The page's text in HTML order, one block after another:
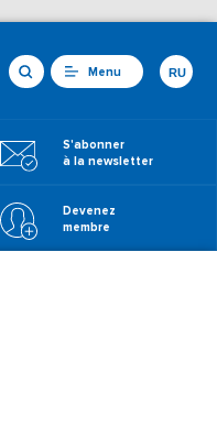
Menu
S'abonner
à la newsletter
Devenez
membre
RU